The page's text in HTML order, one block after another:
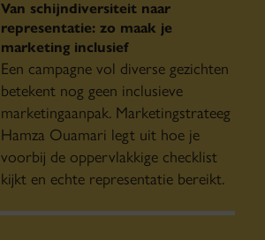
Van schijndiversiteit naar
representatie: zo maak je
marketing inclusief
Een campagne vol diverse gezichten
betekent nog geen inclusieve
marketingaanpak. Marketingstrateeg
Hamza Ouamari legt uit hoe je
voorbij de oppervlakkige checklist
kijkt en echte representatie bereikt.